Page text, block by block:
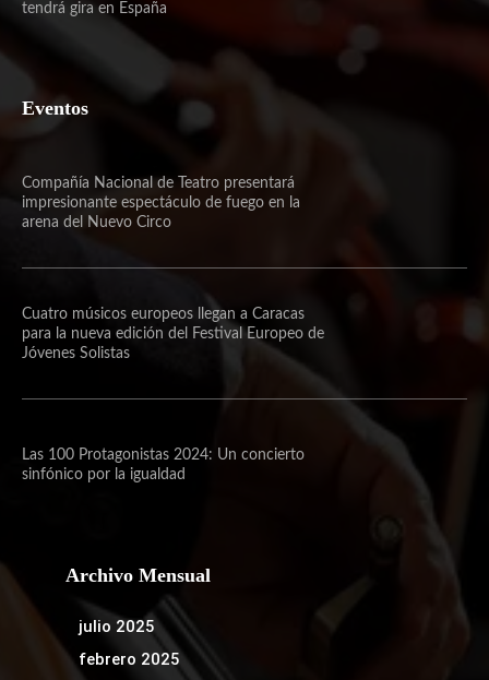
tendrá gira en España
Eventos
Compañía Nacional de Teatro presentará
impresionante espectáculo de fuego en la
arena del Nuevo Circo
Cuatro músicos europeos llegan a Caracas
para la nueva edición del Festival Europeo de
Jóvenes Solistas
Las 100 Protagonistas 2024: Un concierto
sinfónico por la igualdad
Archivo Mensual
julio 2025
febrero 2025